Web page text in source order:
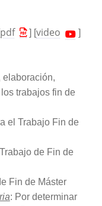
pdf ] [video
]
elaboración,
trabajos fin de
el Trabajo Fin de
de Fin de
Fin de Máster
: Por determinar